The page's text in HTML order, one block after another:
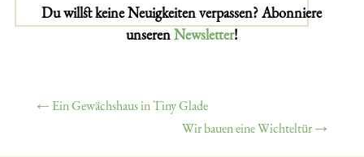
Du willst keine Neuigkeiten verpassen? Abonniere
unserenNewsletter!
← Ein Gewächshaus in Tiny Glade
Wir bauen eine Wichteltür→